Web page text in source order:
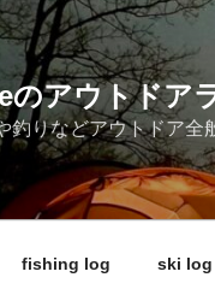
アウトドア
釣りなどアウトドア
fishing log ski log